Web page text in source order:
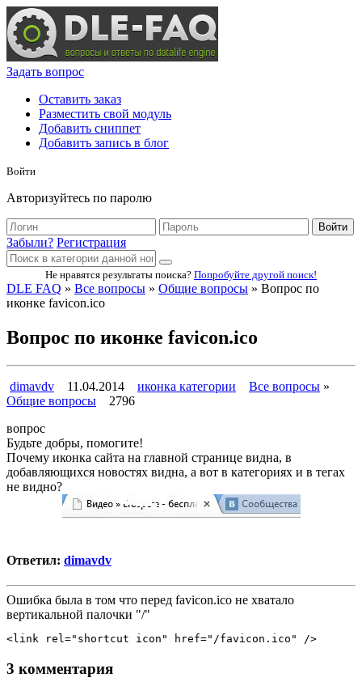
Задать вопрос
Оставить заказ
Разместить свой модуль
Добавить сниппет
Добавить запись в блог
Войти
Авторизуйтесь по паролю
Войти
Забыли? Регистрация
Не нравятся результаты поиска? Попробуйте другой поиск!
DLE FAQ » Все вопросы » Общие вопросы » Вопрос по
иконке favicon.ico
Вопрос по иконке favicon.ico
dimavdv 11.04.2014 иконка категории Все вопросы »
Общие вопросы
2796
вопрос
Будьте добры, помогите!
Почему иконка сайта на главной странице видна, в
добавляющихся новостях видна, а вот в категориях и в тегах
не видно?
Ответил: dimavdv
Ошибка была в том что перед favicon.ico не хватало
вертикальной палочки "/"
<link rel="shortcut icon" href="/favicon.ico" />
3 комментария